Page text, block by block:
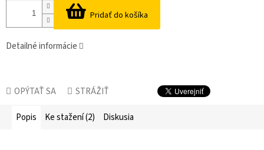
Pridať do košíka
Detailné informácie
OPÝTAŤ SA STRÁŽIŤ
Popis Ke stažení (2) Diskusia